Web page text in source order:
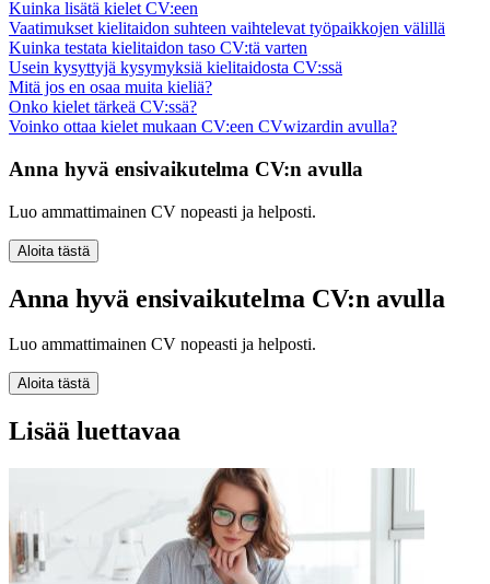
Kuinka lisätä kielet CV:een
Vaatimukset kielitaidon suhteen vaihtelevat työpaikkojen välillä
Kuinka testata kielitaidon taso CV:tä varten
Usein kysyttyjä kysymyksiä kielitaidosta CV:ssä
Mitä jos en osaa muita kieliä?
Onko kielet tärkeä CV:ssä?
Voinko ottaa kielet mukaan CV:een CVwizardin avulla?
Anna hyvä ensivaikutelma CV:n avulla
Luo ammattimainen CV nopeasti ja helposti.
Aloita tästä
Anna hyvä ensivaikutelma CV:n avulla
Luo ammattimainen CV nopeasti ja helposti.
Aloita tästä
Lisää luettavaa